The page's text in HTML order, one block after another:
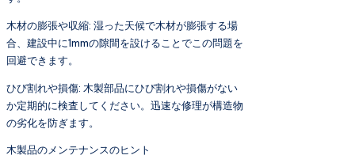
木材の膨張や収縮: 湿った天候で木材が膨張する場
合、建設中に1mmの隙間を設けることでこの問題を
回避できます。
ひび割れや損傷: 木製部品にひび割れや損傷がない
か定期的に検査してください。迅速な修理が構造物
の劣化を防ぎます。
木製品のメンテナンスのヒント